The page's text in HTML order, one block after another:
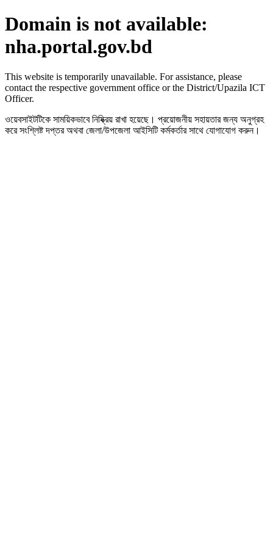
Domain is not available:
nha.portal.gov.bd
This website is temporarily unavailable. For assistance, please
contact the respective government office or the District/Upazila ICT
Officer.
ওয়েবসাইটটিকে সাময়িকভাবে নিষ্ক্রিয় রাখা হয়েছে। প্রয়োজনীয় সহায়তার জন্য অনুগ্রহ
করে সংশ্লিষ্ট দপ্তর অথবা জেলা/উপজেলা আইসিটি কর্মকর্তার সাথে যোগাযোগ করুন।